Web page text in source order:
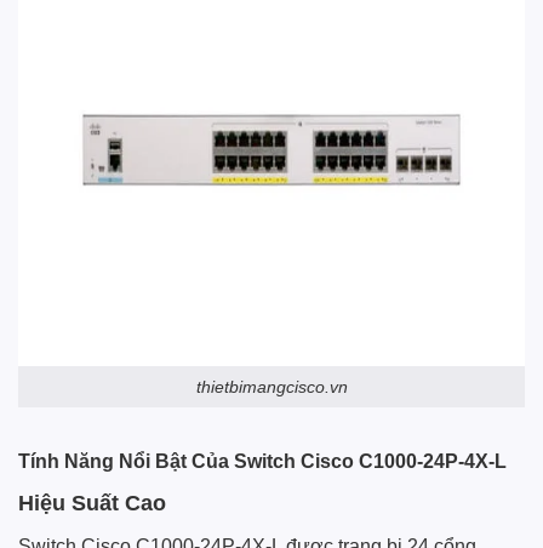
thietbimangcisco.vn
Tính Năng Nổi Bật Của Switch Cisco C1000-24P-4X-L
Hiệu Suất Cao